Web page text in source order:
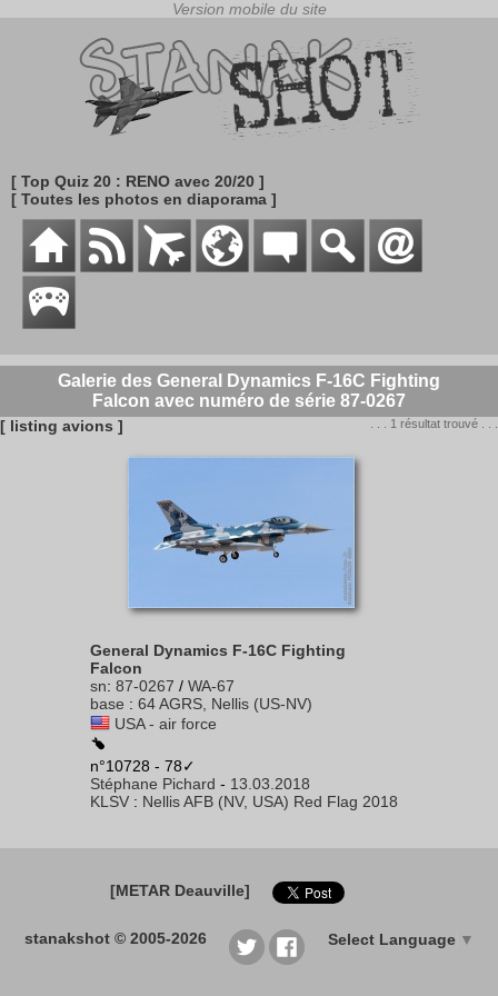
[ Top Quiz 20 : RENO avec 20/20 ]
[ Toutes les photos en diaporama ]
Galerie des General Dynamics F-16C Fighting
Falcon avec numéro de série 87-0267
[ listing avions ] . . . 1 résultat trouvé . . .
General Dynamics F-16C Fighting
Falcon
sn: 87-0267 / WA-67
base : 64 AGRS, Nellis (US-NV)
USA - air force
n°10728 - 78✓
Stéphane Pichard - 13.03.2018
KLSV : Nellis AFB (NV, USA) Red Flag 2018
[METAR Deauville]
stanakshot © 2005-2026 Select Language ▼